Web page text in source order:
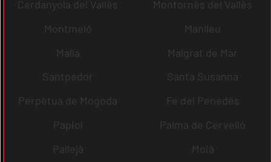
Cerdanyola del Vallès
Montornès del Vallès
Montmeló
Manlleu
Malla
Malgrat de Mar
Santpedor
Santa Susanna
Perpètua de Mogoda
Fe del Penedès
Papiol
Palma de Cervelló
Pallejà
Moià